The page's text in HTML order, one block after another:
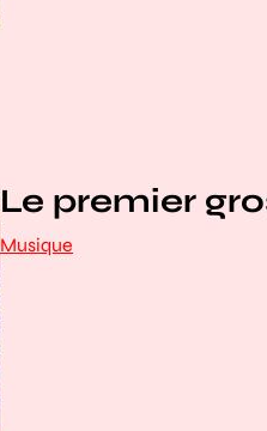
Le premier
Musique